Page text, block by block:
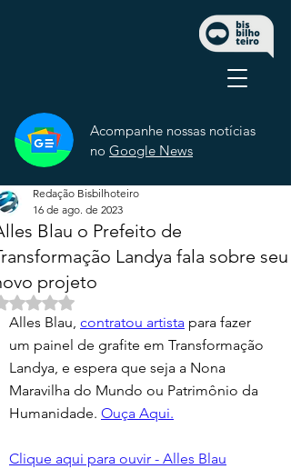
Acompanhe nossas notícias
no Google News
Blau o Prefeito de
Landya fala sobre seu
projeto
Redação Bisbilhoteiro
16 de ago. de 2023
Avaliado com NaN de 5 estrelas.
Alles Blau, contratou artista para fazer
um painel de grafite em Transformação
Landya, e espera que seja a Nona
Maravilha do Mundo ou Patrimônio da
Humanidade. Ouça Aqui.
Clique aqui para ouvir - Alles Blau